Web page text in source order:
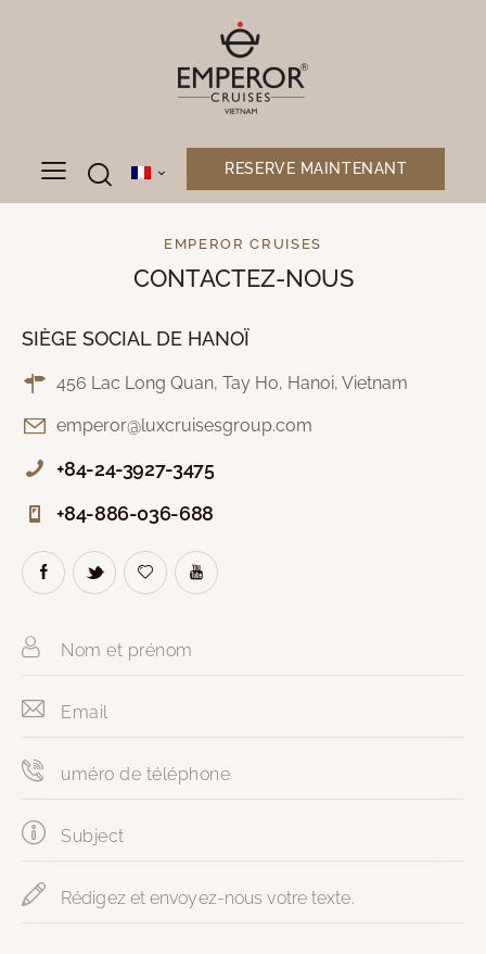
RESERVE MAINTENANT
EMPEROR CRUISES
CONTACTEZ-NOUS
SIÈGE SOCIAL DE HANOÏ
456 Lac Long Quan, Tay Ho, Hanoi, Vietnam
emperor@luxcruisesgroup.com
+84-24-3927-3475
+84-886-036-688